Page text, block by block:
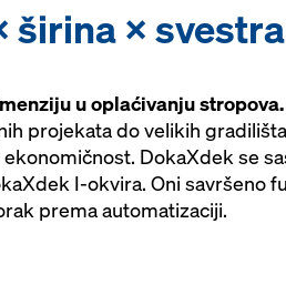
širina ×
u oplaćivanju stropova.
projekata do velikih
DokaXdek se
I-okvira. Oni savršeno
prema automatizaciji.